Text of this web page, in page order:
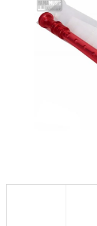
hvězdiček.